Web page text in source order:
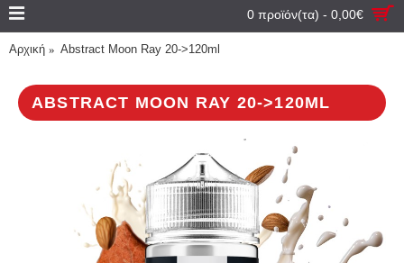
0 προϊόν(τα) - 0,00€
Αρχική Abstract Moon Ray 20->120ml
ABSTRACT MOON RAY 20->120ML